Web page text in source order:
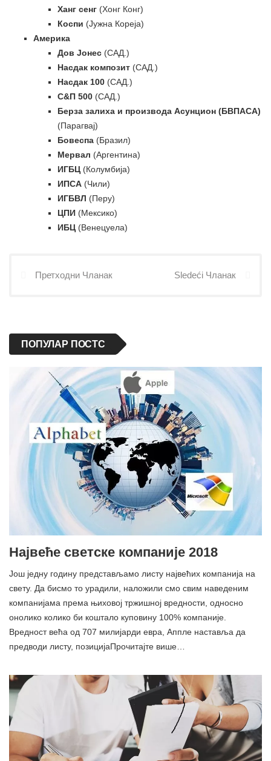
Ханг сенг (Хонг Конг)
Коспи (Јужна Кореја)
Америка
Дов Јонес (САД.)
Насдак композит (САД.)
Насдак 100 (САД.)
С&П 500 (САД.)
Берза залиха и производа Асунцион (БВПАСА)
(Парагвај)
Бовеспа (Бразил)
Мервал (Аргентина)
ИГБЦ (Колумбија)
ИПСА (Чили)
ИГБВЛ (Перу)
ЦПИ (Мексико)
ИБЦ (Венецуела)
Претходни Чланак Sledeći Чланак
ПОПУЛАР ПОСТС
Највеће светске компаније 2018
Још једну годину представљамо листу највећих компанија на
свету. Да бисмо то урадили, наложили смо свим наведеним
компанијама према њиховој тржишној вредности, односно
онолико колико би коштало куповину 100% компаније.
Вредност већа од 707 милијарди евра, Аппле наставља да
предводи листу, позицијаПрочитајте више…